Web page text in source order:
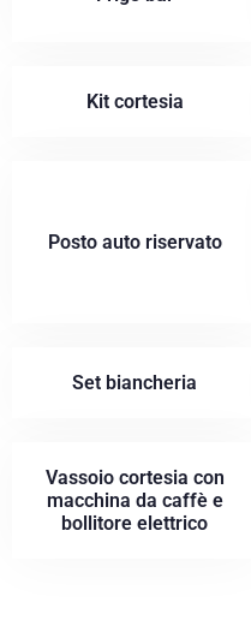
Kit cortesia
Posto auto riservato
Set biancheria
Vassoio cortesia con
macchina da caffè e
bollitore elettrico